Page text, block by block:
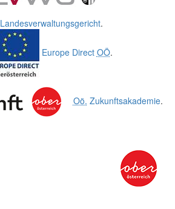
Landesverwaltungsgericht.
Europe Direct OÖ.
Oö. Zukunftsakademie.